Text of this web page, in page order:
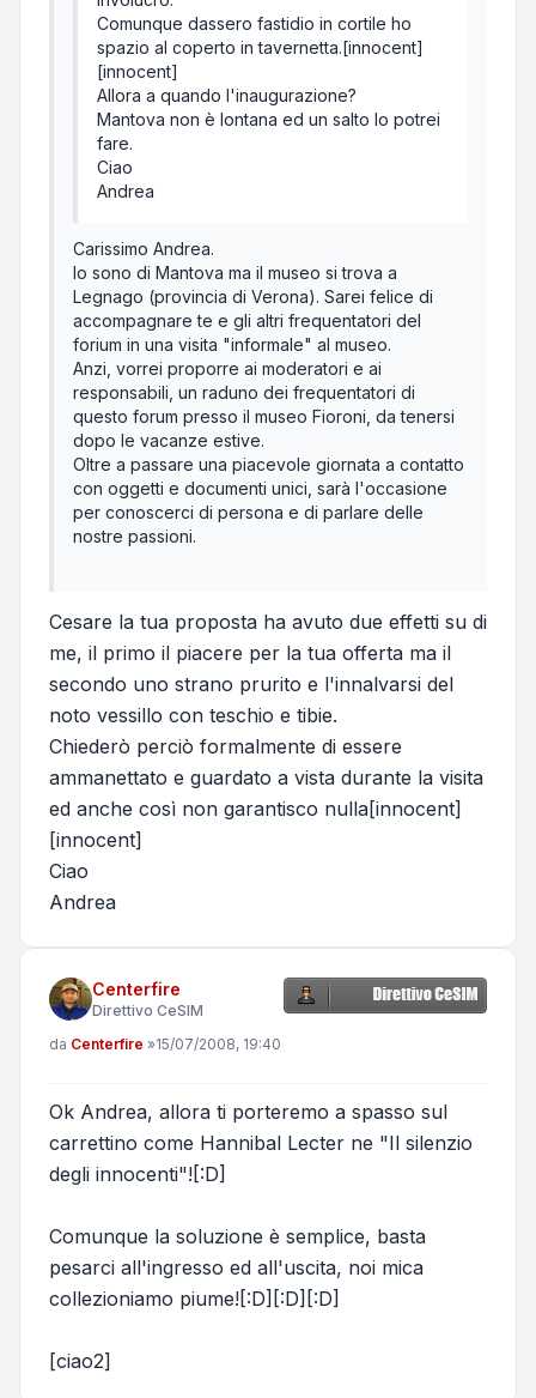
Comunque dassero fastidio in cortile ho
spazio al coperto in tavernetta.[innocent]
[innocent]
Allora a quando l'inaugurazione?
Mantova non è lontana ed un salto lo potrei
fare.
Ciao
Andrea
Carissimo Andrea.
Io sono di Mantova ma il museo si trova a
Legnago (provincia di Verona). Sarei felice di
accompagnare te e gli altri frequentatori del
forium in una visita "informale" al museo.
Anzi, vorrei proporre ai moderatori e ai
responsabili, un raduno dei frequentatori di
questo forum presso il museo Fioroni, da tenersi
dopo le vacanze estive.
Oltre a passare una piacevole giornata a contatto
con oggetti e documenti unici, sarà l'occasione
per conoscerci di persona e di parlare delle
nostre passioni.
Cesare la tua proposta ha avuto due effetti su di
me, il primo il piacere per la tua offerta ma il
secondo uno strano prurito e l'innalvarsi del
noto vessillo con teschio e tibie.
Chiederò perciò formalmente di essere
ammanettato e guardato a vista durante la visita
ed anche così non garantisco nulla[innocent]
[innocent]
Ciao
Andrea
Centerfire
Direttivo CeSIM
Messaggio
da Centerfire »15/07/2008, 19:40
Ok Andrea, allora ti porteremo a spasso sul
carrettino come Hannibal Lecter ne "Il silenzio
degli innocenti"![:D]
Comunque la soluzione è semplice, basta
pesarci all'ingresso ed all'uscita, noi mica
collezioniamo piume![:D][:D][:D]
[ciao2]